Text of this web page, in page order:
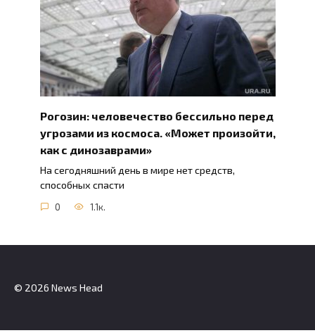
Рогозин: человечество бессильно перед
угрозами из космоса. «Может произойти,
как с динозаврами»
На сегодняшний день в мире нет средств,
способных спасти
0 1.1к.
© 2026 News Head